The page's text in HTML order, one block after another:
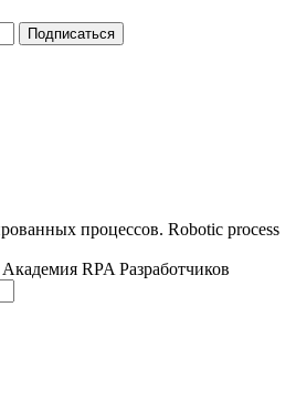
процессов. Robotic process
RPA Разработчиков